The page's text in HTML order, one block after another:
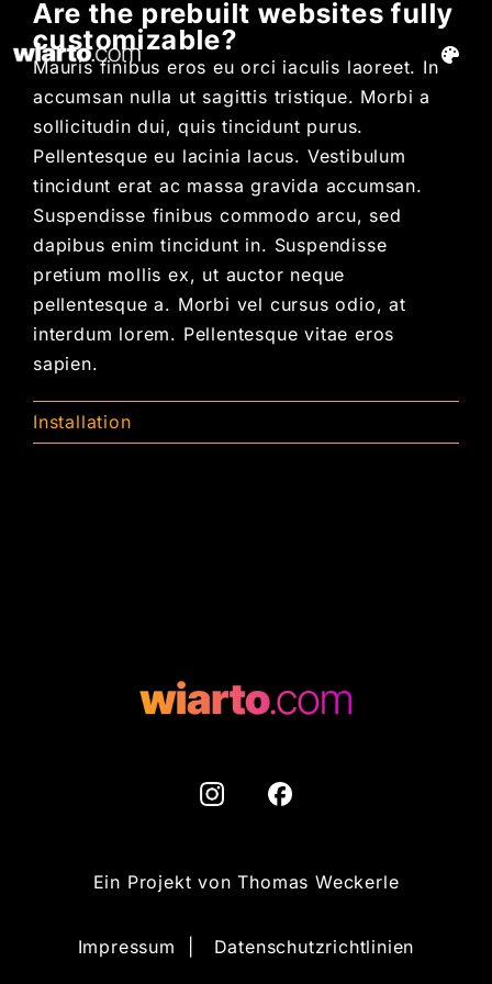
Skip
to
content
Impressionen
Kurse & Workshops
Are the prebuilt websites fully
customizable?
Mauris finibus eros eu orci iaculis laoreet. In
accumsan nulla ut sagittis tristique. Morbi a
sollicitudin dui, quis tincidunt purus.
Pellentesque eu lacinia lacus. Vestibulum
tincidunt erat ac massa gravida accumsan.
Suspendisse finibus commodo arcu, sed
dapibus enim tincidunt in. Suspendisse
pretium mollis ex, ut auctor neque
pellentesque a. Morbi vel cursus odio, at
interdum lorem. Pellentesque vitae eros
sapien.
Installation
Ein Projekt vonThomas Weckerle
Impressum Datenschutzrichtlinien